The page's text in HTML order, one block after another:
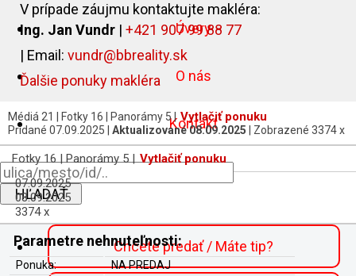
Úvery
O nás
Kontakt
HĽADAŤ
Chcete predať / Máte tip?
V prípade záujmu kontaktujte makléra:
Ing. Jan Vundr | +421 907 99 88 77
| Email: vundr@bbreality.sk
Ďalšie ponuky makléra
Médiá 21 | Fotky 16 | Panorámy 5 | Vytlačiť ponuku
Pridané 07.09.2025 | Aktualizované 08.09.2025 | Zobrazené 3374 x
Fotky 16 | Panorámy 5 |Vytlačiť ponuku
07.09.2025
08.09.2025
3374 x
Parametre nehnuteľnosti:
Ponuka:
NA PREDAJ